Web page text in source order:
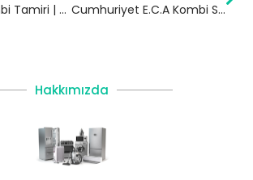
Köprübaşı Kombi Tamiri | Trabzon Cumhuriyet E.C.A Kombi Servisi – Beylikdüzü Yetkili Servis
Hakkımızda